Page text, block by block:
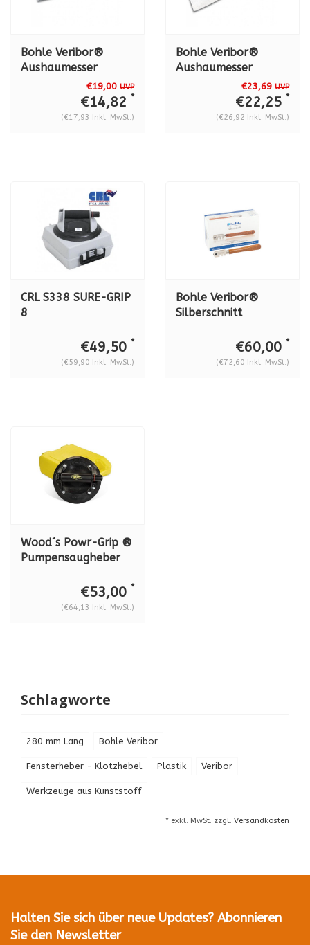
Bohle Veribor®
Aushaumesser
Kunststoffheft BO
5164000
€19,00UVP
€14,82 *
(€17,93 Inkl. MwSt.)
Bohle Veribor®
Aushaumesser
Premium "DON
Kunststoffheft
€23,69UVP
€22,25 *
(€26,92 Inkl. MwSt.)
CRL S338 SURE-GRIP
8
MIT PUMPE, 68 KG
TRAGKRAFT
€49,50 *
(€59,90 Inkl. MwSt.)
Bohle Veribor®
Silberschnitt
Stück) BO 100.0
€60,00 *
(€72,60 Inkl. MwSt.)
Wood´s Powr-Grip ®
Pumpensaugheber
€53,00 *
(€64,13 Inkl. MwSt.)
Schlagworte
280 mm Lang Bohle Veribor
Fensterheber - Klotzhebel Plastik Veribor
Werkzeuge aus Kunststoff
* exkl. MwSt. zzgl. Versandkosten
Halten Sie sich über neue Updates? Abonnieren
Sie den Newsletter